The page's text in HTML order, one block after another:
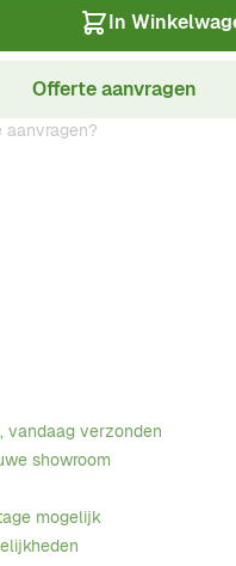
In
Offerte aanvragen
aanvragen?
vandaag verzonden
showroom
mogelijk